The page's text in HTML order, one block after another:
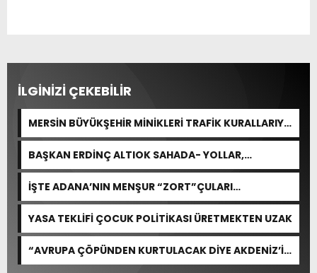
İLGİNİZİ ÇEKEBİLİR
MERSİN BÜYÜKŞEHİR MİNİKLERİ TRAFİK KURALLARIYLA
BULUŞTURDU
BAŞKAN ERDİNÇ ALTIOK SAHADA- YOLLAR,
KALDIRIMLAR YENİLENİYOR
İŞTE ADANA’NIN MENŞUR “ZORT”ÇULARI…
YASA TEKLİFİ ÇOCUK POLİTİKASI ÜRETMEKTEN UZAK
“AVRUPA ÇÖPÜNDEN KURTULACAK DİYE AKDENİZ’İ
FEDA EDEMEZSİNİZ!”